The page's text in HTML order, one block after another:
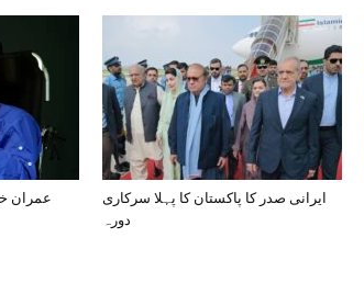
ایرانی صدر کا پاکستان کا پہلا سرکاری
دورہ